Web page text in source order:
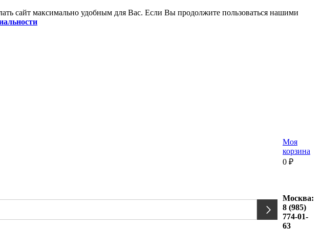
сайт максимально удобным для Вас. Если Вы продолжите пользоваться нашими
Моя
корзина
0 ₽
Москва:
8 (985)
774-01-
63